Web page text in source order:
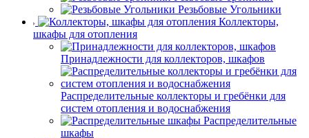
Резьбовые Угольники
Коллекторы,
шкафы для отопления
Принадлежности для коллекторов, шкафов
Распределительные коллекторы и гребёнки для
систем отопления и водоснабжения
Распределительные
шкафы